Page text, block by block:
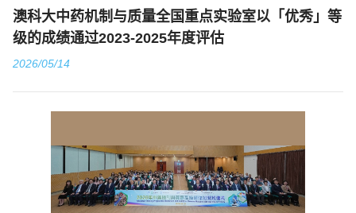
澳科大中药机制与质量全国重点实验室以「优秀」等
级的成绩通过2023-2025年度评估
2026/05/14